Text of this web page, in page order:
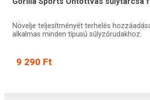
Növelje teljesítményét terhelés
alkalmas minden típusú súlyzórudakhoz.
9 290 Ft